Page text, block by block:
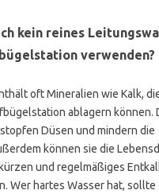
kein reines
verwenden?
oft Mineralien wie Kalk,
ablagern können.
Düsen und mindern die
können sie die
und regelmäßiges
Wer hartes Wasser hat, sollte